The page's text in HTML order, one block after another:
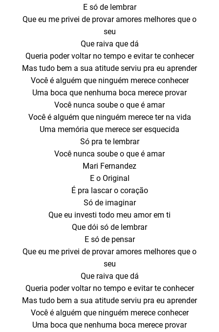
E só de lembrar
Que eu me privei de provar amores melhores que o
seu
Que raiva que dá
Queria poder voltar no tempo e evitar te conhecer
Mas tudo bem a sua atitude serviu pra eu aprender
Você é alguém que ninguém merece conhecer
Uma boca que nenhuma boca merece provar
Você nunca soube o que é amar
Você é alguém que ninguém merece ter na vida
Uma memória que merece ser esquecida
Só pra te lembrar
Você nunca soube o que é amar
Mari Fernandez
E o Original
É pra lascar o coração
Só de imaginar
Que eu investi todo meu amor em ti
Que dói só de lembrar
E só de pensar
Que eu me privei de provar amores melhores que o
seu
Que raiva que dá
Queria poder voltar no tempo e evitar te conhecer
Mas tudo bem a sua atitude serviu pra eu aprender
Você é alguém que ninguém merece conhecer
Uma boca que nenhuma boca merece provar